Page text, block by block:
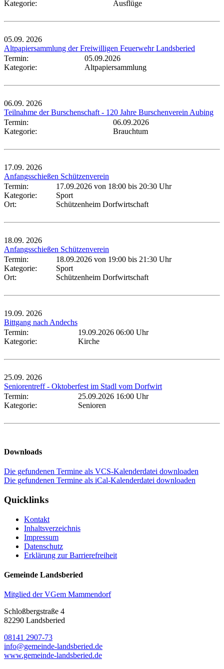
Kategorie: Ausflüge
05.09. 2026
Altpapiersammlung der Freiwilligen Feuerwehr Landsberied
Termin:
05.09.2026
Kategorie:
Altpapiersammlung
06.09. 2026
Teilnahme der Burschenschaft - 120 Jahre Burschenverein Aubing
Termin:
06.09.2026
Kategorie:
Brauchtum
17.09. 2026
Anfangsschießen Schützenverein
Termin:
17.09.2026 von 18:00 bis 20:30 Uhr
Kategorie:
Sport
Ort:
Schützenheim Dorfwirtschaft
18.09. 2026
Anfangsschießen Schützenverein
Termin:
18.09.2026 von 19:00 bis 21:30 Uhr
Kategorie:
Sport
Ort:
Schützenheim Dorfwirtschaft
19.09. 2026
Bittgang nach Andechs
Termin:
19.09.2026 06:00 Uhr
Kategorie:
Kirche
25.09. 2026
Seniorentreff - Oktoberfest im Stadl vom Dorfwirt
Termin:
25.09.2026 16:00 Uhr
Kategorie:
Senioren
Downloads
Die gefundenen Termine als VCS-Kalenderdatei downloaden
Die gefundenen Termine als iCal-Kalenderdatei downloaden
Quicklinks
Kontakt
Inhaltsverzeichnis
Impressum
Datenschutz
Erklärung zur Barrierefreiheit
Gemeinde Landsberied
Mitglied der VGem Mammendorf
Schloßbergstraße 4
82290 Landsberied
08141 2907-73
info@gemeinde-landsberied.de
www.gemeinde-landsberied.de